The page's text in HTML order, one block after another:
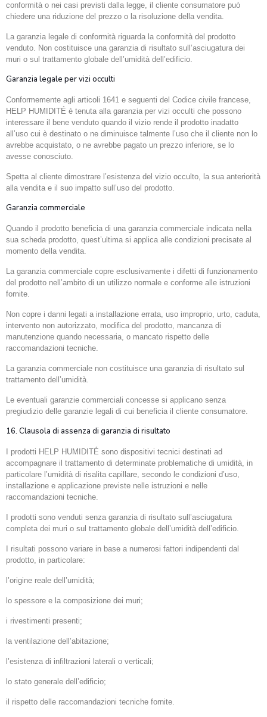
conformità o nei casi previsti dalla legge, il cliente consumatore può
chiedere una riduzione del prezzo o la risoluzione della vendita.
La garanzia legale di conformità riguarda la conformità del prodotto
venduto. Non costituisce una garanzia di risultato sull’asciugatura dei
muri o sul trattamento globale dell’umidità dell’edificio.
Garanzia legale per vizi occulti
Conformemente agli articoli 1641 e seguenti del Codice civile francese,
HELP HUMIDITÉ è tenuta alla garanzia per vizi occulti che possono
interessare il bene venduto quando il vizio rende il prodotto inadatto
all’uso cui è destinato o ne diminuisce talmente l’uso che il cliente non lo
avrebbe acquistato, o ne avrebbe pagato un prezzo inferiore, se lo
avesse conosciuto.
Spetta al cliente dimostrare l’esistenza del vizio occulto, la sua anteriorità
alla vendita e il suo impatto sull’uso del prodotto.
Garanzia commerciale
Quando il prodotto beneficia di una garanzia commerciale indicata nella
sua scheda prodotto, quest’ultima si applica alle condizioni precisate al
momento della vendita.
La garanzia commerciale copre esclusivamente i difetti di funzionamento
del prodotto nell’ambito di un utilizzo normale e conforme alle istruzioni
fornite.
Non copre i danni legati a installazione errata, uso improprio, urto, caduta,
intervento non autorizzato, modifica del prodotto, mancanza di
manutenzione quando necessaria, o mancato rispetto delle
raccomandazioni tecniche.
La garanzia commerciale non costituisce una garanzia di risultato sul
trattamento dell’umidità.
Le eventuali garanzie commerciali concesse si applicano senza
pregiudizio delle garanzie legali di cui beneficia il cliente consumatore.
16. Clausola di assenza di garanzia di risultato
I prodotti HELP HUMIDITÉ sono dispositivi tecnici destinati ad
accompagnare il trattamento di determinate problematiche di umidità, in
particolare l’umidità di risalita capillare, secondo le condizioni d’uso,
installazione e applicazione previste nelle istruzioni e nelle
raccomandazioni tecniche.
I prodotti sono venduti senza garanzia di risultato sull’asciugatura
completa dei muri o sul trattamento globale dell’umidità dell’edificio.
I risultati possono variare in base a numerosi fattori indipendenti dal
prodotto, in particolare:
l’origine reale dell’umidità;
lo spessore e la composizione dei muri;
i rivestimenti presenti;
la ventilazione dell’abitazione;
l’esistenza di infiltrazioni laterali o verticali;
lo stato generale dell’edificio;
il rispetto delle raccomandazioni tecniche fornite.